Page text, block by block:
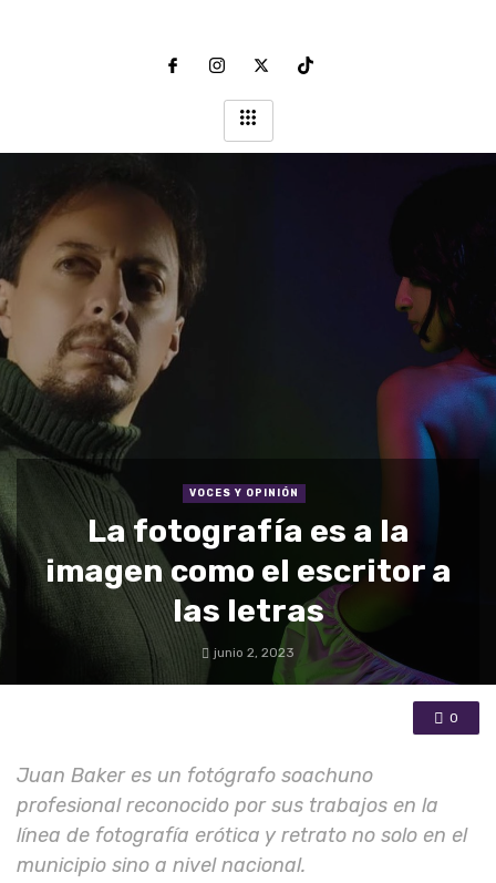
VOCES Y OPINIÓN
La fotografía es a la
imagen como el escritor a
las letras
junio 2, 2023
0
Juan Baker es un fotógrafo soachuno
profesional reconocido por sus trabajos en la
línea de fotografía erótica y retrato no solo en el
municipio sino a nivel nacional.